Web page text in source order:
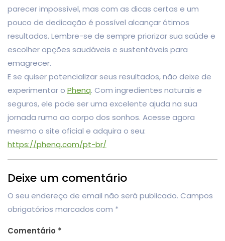
parecer impossível, mas com as dicas certas e um
pouco de dedicação é possível alcançar ótimos
resultados. Lembre-se de sempre priorizar sua saúde e
escolher opções saudáveis e sustentáveis para
emagrecer.
E se quiser potencializar seus resultados, não deixe de
experimentar o Phenq. Com ingredientes naturais e
seguros, ele pode ser uma excelente ajuda na sua
jornada rumo ao corpo dos sonhos. Acesse agora
mesmo o site oficial e adquira o seu:
https://phenq.com/pt-br/
Deixe um comentário
O seu endereço de email não será publicado. Campos
obrigatórios marcados com *
Comentário *